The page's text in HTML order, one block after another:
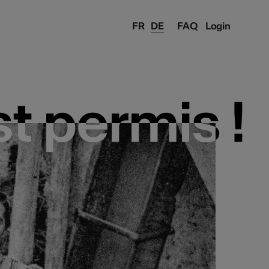
FAQ Login
FR DE
permis !
permis !